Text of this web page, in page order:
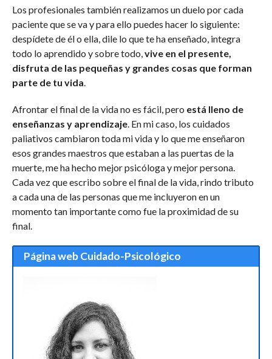
Los profesionales también realizamos un duelo por cada
paciente que se va y para ello puedes hacer lo siguiente:
despídete de él o ella, dile lo que te ha enseñado, integra
todo lo aprendido y sobre todo, vive en el presente,
disfruta de las pequeñas y grandes cosas que forman
parte de tu vida
Afrontar el final de la vida no es fácil, pero está lleno de
enseñanzas y aprendizaje. En mi caso, los cuidados
paliativos cambiaron toda mi vida y lo que me enseñaron
esos grandes maestros que estaban a las puertas de la
muerte, me ha hecho mejor psicóloga y mejor persona.
Cada vez que escribo sobre el final de la vida, rindo tributo
a cada una de las personas que me incluyeron en un
momento tan importante como fue la proximidad de su
final.
Página web Cuidado-Psicológico